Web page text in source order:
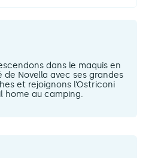
dans le maquis en
Novella avec ses grandes
et rejoignons l’Ostriconi
home au camping.